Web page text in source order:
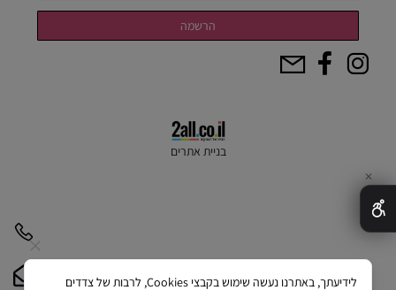
בניית אתרים
✕
לידיעתך, באתרנו נעשה שימוש בקבצי Cookies, לרבות של צדדים